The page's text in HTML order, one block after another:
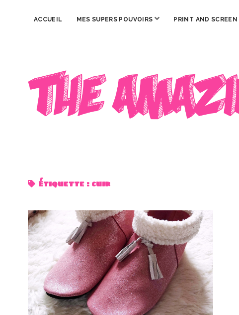
ACCUEIL MES SUPERS POUVOIRS ouvrirPRINT AND SCREEN
The
Amazing
Woman
Étiquette : cuir